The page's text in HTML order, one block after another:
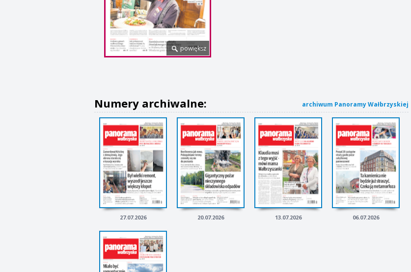
powiększ
Numery archiwalne: archiwum Panoramy Wałbrzyskiej
27.07.2026 20.07.2026 13.07.2026 06.07.2026